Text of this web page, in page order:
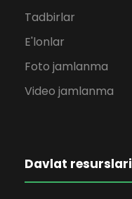
Tadbirlar
E'lonlar
Foto jamlanma
Video jamlanma
Davlat resurslari